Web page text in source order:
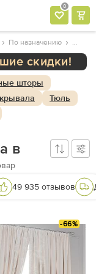
0
По назначению
скидки!
шторы
Тюль
в
49 935 отзывов
-66%